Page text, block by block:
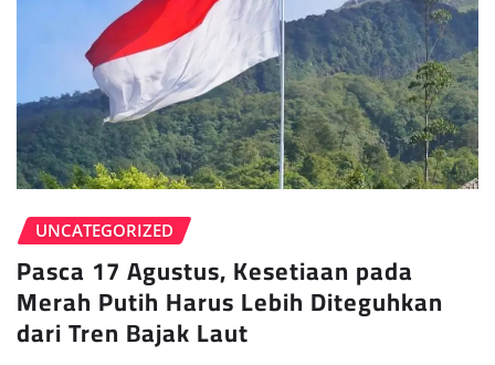
UNCATEGORIZED
Pasca 17 Agustus, Kesetiaan pada
Merah Putih Harus Lebih Diteguhkan
dari Tren Bajak Laut